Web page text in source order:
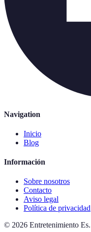
Navigation
Inicio
Blog
Información
Sobre nosotros
Contacto
Aviso legal
Política de privacidad
© 2026 Entretenimiento Es.